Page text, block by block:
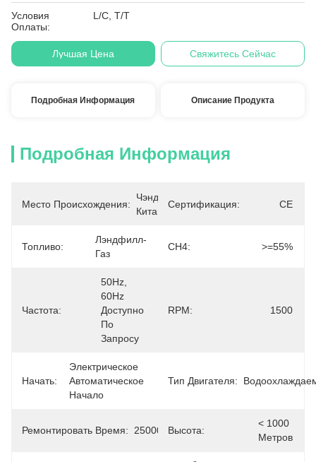
Условия
Оплаты:
L/C, T/T
Лучшая Цена Свяжитесь Сейчас
Подробная Информация Описание Продукта
Подробная Информация
Место Происхождения:
Чэнду,
Китай
Сертификация: CE
Топливо:
Лэндфилл-
Газ
CH4: >=55%
Частота:
50Hz,
60Hz
Доступно
По
Запросу
RPM: 1500
Начать:
Электрическое
Автоматическое
Начало
Тип Двигателя:
Ремонтировать Время: 25000hoursВысота:
< 1000
Метров